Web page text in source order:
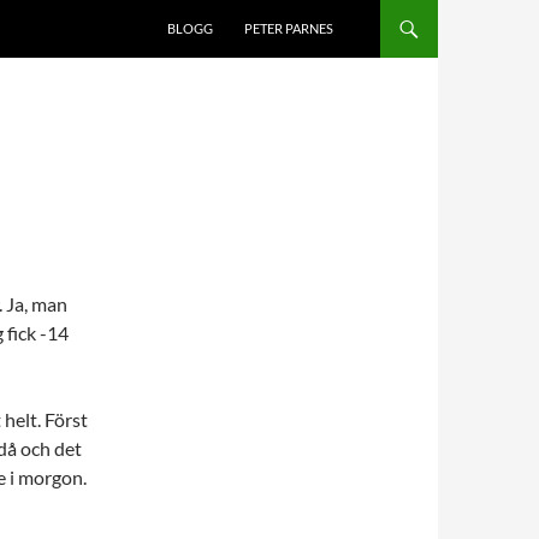
BLOGG PETER PARNES
man
fick -14
helt. Först
och det
i morgon.